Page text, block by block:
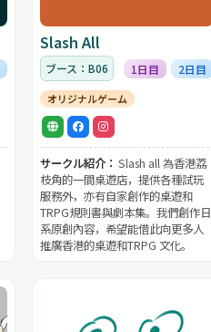
Slash All
ブース：B06 1日目 2日目
オリジナルゲーム
サークル紹介： Slash all 為香港荔
枝角的一間桌遊店，提供各種試玩
服務外，亦有自家創作的桌遊和
TRPG規則書與劇本集。我們創作日
系原創內容，希望能借此向更多人
推廣香港的桌遊和TRPG 文化。